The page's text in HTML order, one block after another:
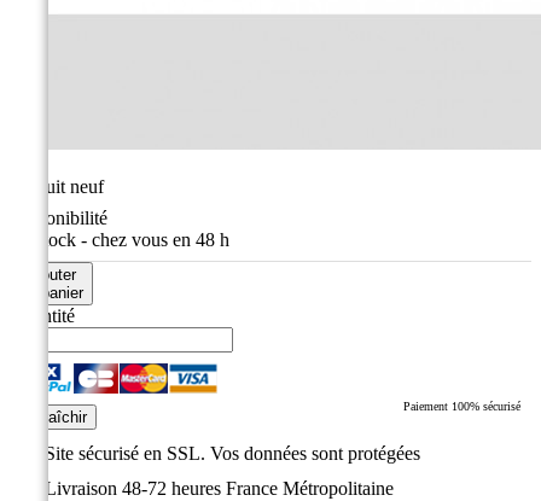
Produit neuf
Disponibilité
En stock - chez vous en 48 h
Ajouter
au panier
Quantité
Paiement 100% sécurisé
Site sécurisé en SSL. Vos données sont protégées
Livraison 48-72 heures France Métropolitaine